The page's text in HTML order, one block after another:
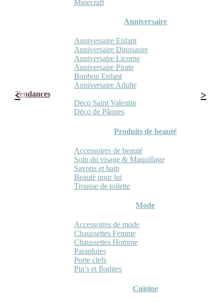
Minecraft
Anniversaire
Anniversaire Enfant
Anniversaire Dinosaure
Anniversaire Licorne
Anniversaire Pirate
Bonbon Enfant
Anniversaire Adulte
Tendances
Deco Saint Valentin
Déco de Pâques
Produits de beauté
Accessoires de beauté
Soin du visage & Maquillage
Savons et bain
Beauté pour lui
Trousse de toilette
Mode
Accessoires de mode
Chaussettes Femme
Chaussettes Homme
Parapluies
Porte clefs
Pin’s et Badges
Cuisine